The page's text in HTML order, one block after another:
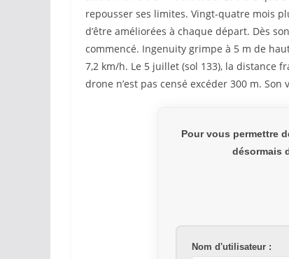
repousser ses limites. Vingt-quatre mois
d’être améliorées à chaque départ. Dès
commencé. Ingenuity grimpe à 5 m de
7,2 km/h. Le 5 juillet (sol 133), la distance
drone n’est pas censé excéder 300 m.
Pour vous permettre
désormais
Nom d'utilisateur :